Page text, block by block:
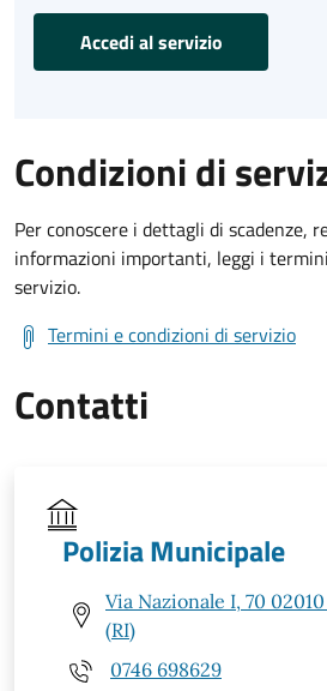
Accedi al servizio
Condizioni di
Per conoscere i dettagli di scadenze,
informazioni importanti, leggi i
servizio.
Termini e condizioni di servizio
Contatti
Polizia Municipale
Via Nazionale I, 70
(RI)
0746 698629